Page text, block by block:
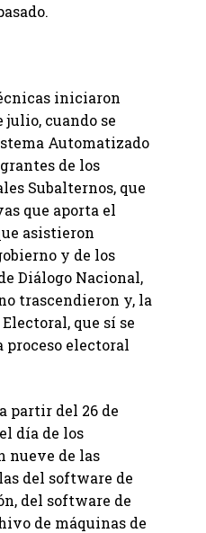
iniciaron
cuando se
Automatizado
de los
Subalternos, que
que aporta el
asistieron
y de los
Diálogo Nacional,
trascendieron y, la
que sí se
proceso electoral
partir del 26 de
día de los
nueve de las
del software de
del software de
de máquinas de